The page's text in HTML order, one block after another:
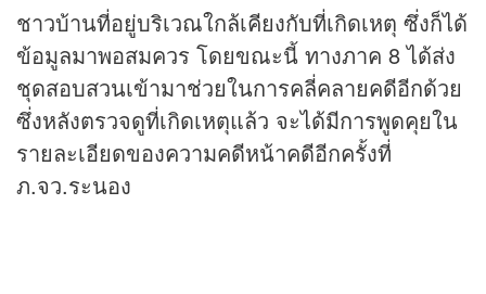
ชาวบ้านที่อยู่บริเวณใกล้เคียงกับที่เกิดเหตุ ซึ่งก็ได้
ข้อมูลมาพอสมควร โดยขณะนี้ ทางภาค 8 ได้ส่ง
ชุดสอบสวนเข้ามาช่วยในการคลี่คลายคดีอีกด้วย
ซึ่งหลังตรวจดูที่เกิดเหตุแล้ว จะได้มีการพูดคุยใน
รายละเอียดของความคดีหน้าคดีอีกครั้งที่
ภ.จว.ระนอง